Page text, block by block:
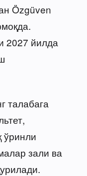
Özgüven
2027 йилда
талабага
ўринли
зали ва